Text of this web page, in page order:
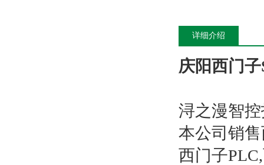
详细介绍
庆阳西门
浔之漫智
本公司销
西门子